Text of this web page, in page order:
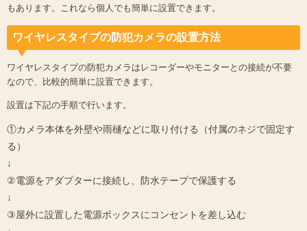
もあります。これなら個人でも簡単に設置できます。
ワイヤレスタイプの防犯カメラの設置方法
ワイヤレスタイプの防犯カメラはレコーダーやモニターとの接続が不要
なので、比較的簡単に設置できます。
設置は下記の手順で行います。
①カメラ本体を外壁や雨樋などに取り付ける（付属のネジで固定す
る）
↓
②電源をアダプターに接続し、防水テープで保護する
↓
③屋外に設置した電源ボックスにコンセントを差し込む